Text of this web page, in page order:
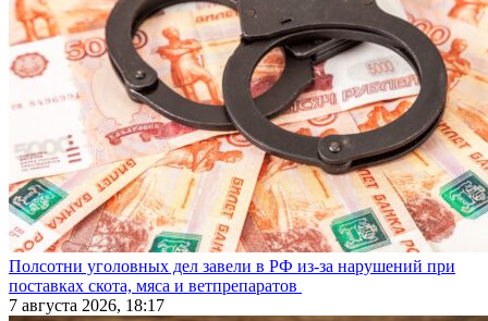
Полсотни уголовных дел завели в РФ из-за нарушений при
поставках скота, мяса и ветпрепаратов
7 августа 2026, 18:17